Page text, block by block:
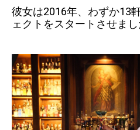
彼女は2016年、わずか13
ェクトをスタートさせまし